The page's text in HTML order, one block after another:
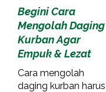
Begini Cara
Mengolah Daging
Kurban Agar
Empuk & Lezat
Cara mengolah
daging kurban harus